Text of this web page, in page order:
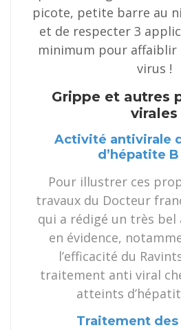
picote, petite barre au
et de respecter 3
minimum pour affaiblir
virus !
Grippe et autres
virales
Activité antivirale
d’hépatite B
Pour illustrer ces
travaux du Docteur
qui a rédigé un très
en évidence,
l’efficacité du
traitement anti viral
atteints
Traitement